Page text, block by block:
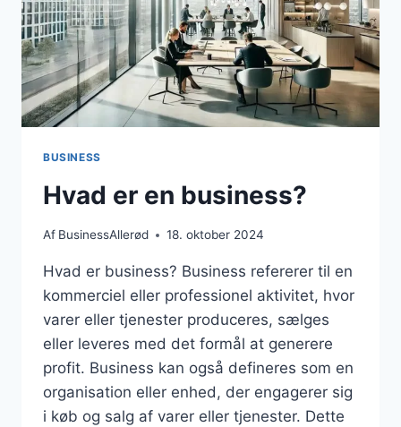
BUSINESS
Hvad er en business?
Af BusinessAllerød 18. oktober 2024
Hvad er business? Business refererer til en
kommerciel eller professionel aktivitet, hvor
varer eller tjenester produceres, sælges
eller leveres med det formål at generere
profit. Business kan også defineres som en
organisation eller enhed, der engagerer sig
i køb og salg af varer eller tjenester. Dette